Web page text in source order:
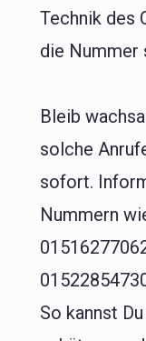
Technik des
die Nummer
Bleib
solche
sofort.
Nummern
So kannst